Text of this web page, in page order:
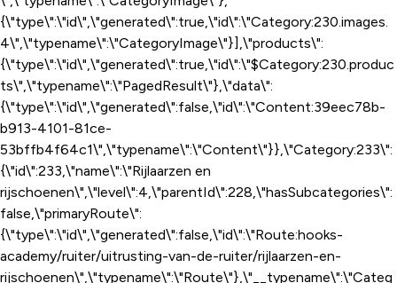
{\"type\":\"id\",\"generated\":true,\"id\":\"Category:230.images.
4\",\"typename\":\"CategoryImage\"}],\"products\":
{\"type\":\"id\",\"generated\":true,\"id\":\"$Category:230.produc
ts\",\"typename\":\"PagedResult\"},\"data\":
{\"type\":\"id\",\"generated\":false,\"id\":\"Content:39eec78b-
b913-4101-81ce-
53bffb4f64c1\",\"typename\":\"Content\"}},\"Category:233\":
{\"id\":233,\"name\":\"Rijlaarzen en
rijschoenen\",\"level\":4,\"parentId\":228,\"hasSubcategories\":
false,\"primaryRoute\":
{\"type\":\"id\",\"generated\":false,\"id\":\"Route:hooks-
academy/ruiter/uitrusting-van-de-ruiter/rijlaarzen-en-
rijschoenen\",\"typename\":\"Route\"},\"__typename\":\"Categ